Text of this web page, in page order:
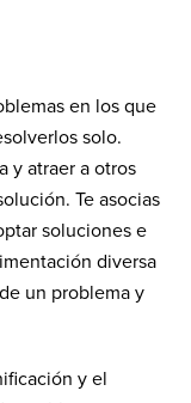
en los que
solo.
y atraer a otros
Te asocias
soluciones e
diversa
un problema y
y el